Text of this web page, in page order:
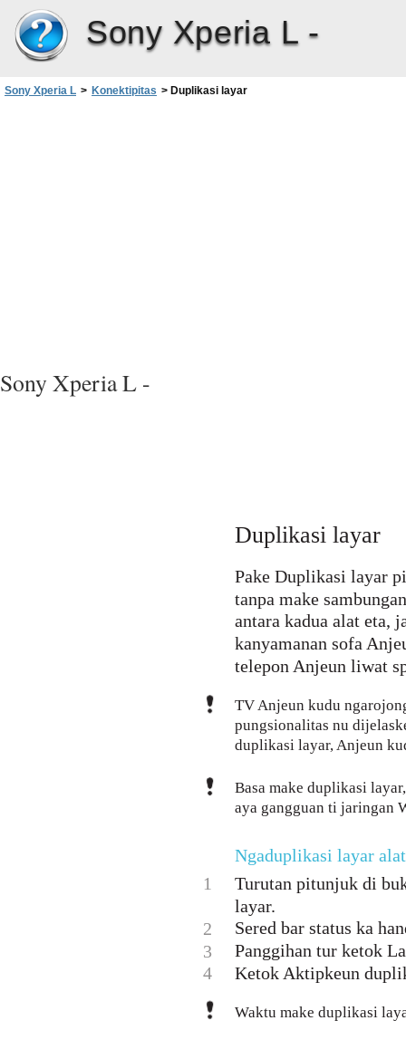
Sony Xperia L -
Sony Xperia L > Konektipitas > Duplikasi layar
Sony Xperia L -
Duplikasi layar
Pake Duplikasi layar
tanpa make
antara kadua alat eta,
kanyamanan sofa
telepon Anjeun liwat
TV Anjeun kudu
pungsionalitas nu
duplikasi layar, Anjeun
Basa make duplikasi
aya gangguan ti jaringan
Ngaduplikasi layar
1
Turutan pitunjuk di
layar.
2
Sered bar status ka
3
Panggihan tur ketok
4
Ketok Aktipkeun
Waktu make duplikasi